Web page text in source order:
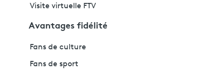
Visite virtuelle FTV
Avantages fidélité
Fans de culture
Fans de sport